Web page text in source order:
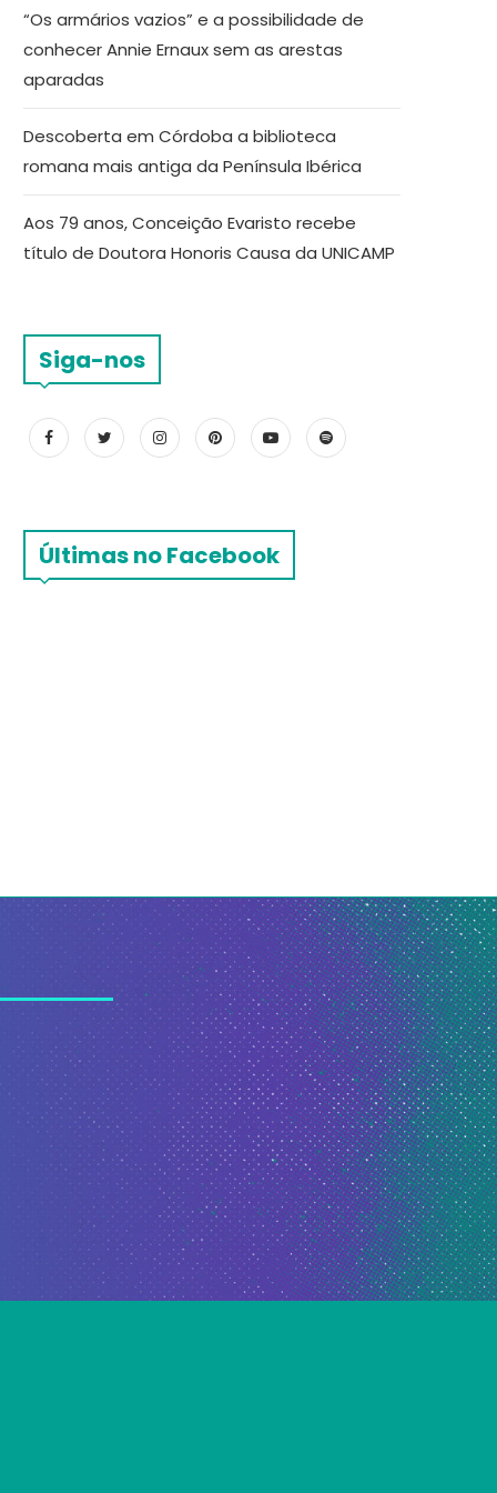
“Os armários vazios” e a possibilidade de
conhecer Annie Ernaux sem as arestas
aparadas
Descoberta em Córdoba a biblioteca
romana mais antiga da Península Ibérica
Aos 79 anos, Conceição Evaristo recebe
título de Doutora Honoris Causa da UNICAMP
Siga-nos
Últimas no Facebook